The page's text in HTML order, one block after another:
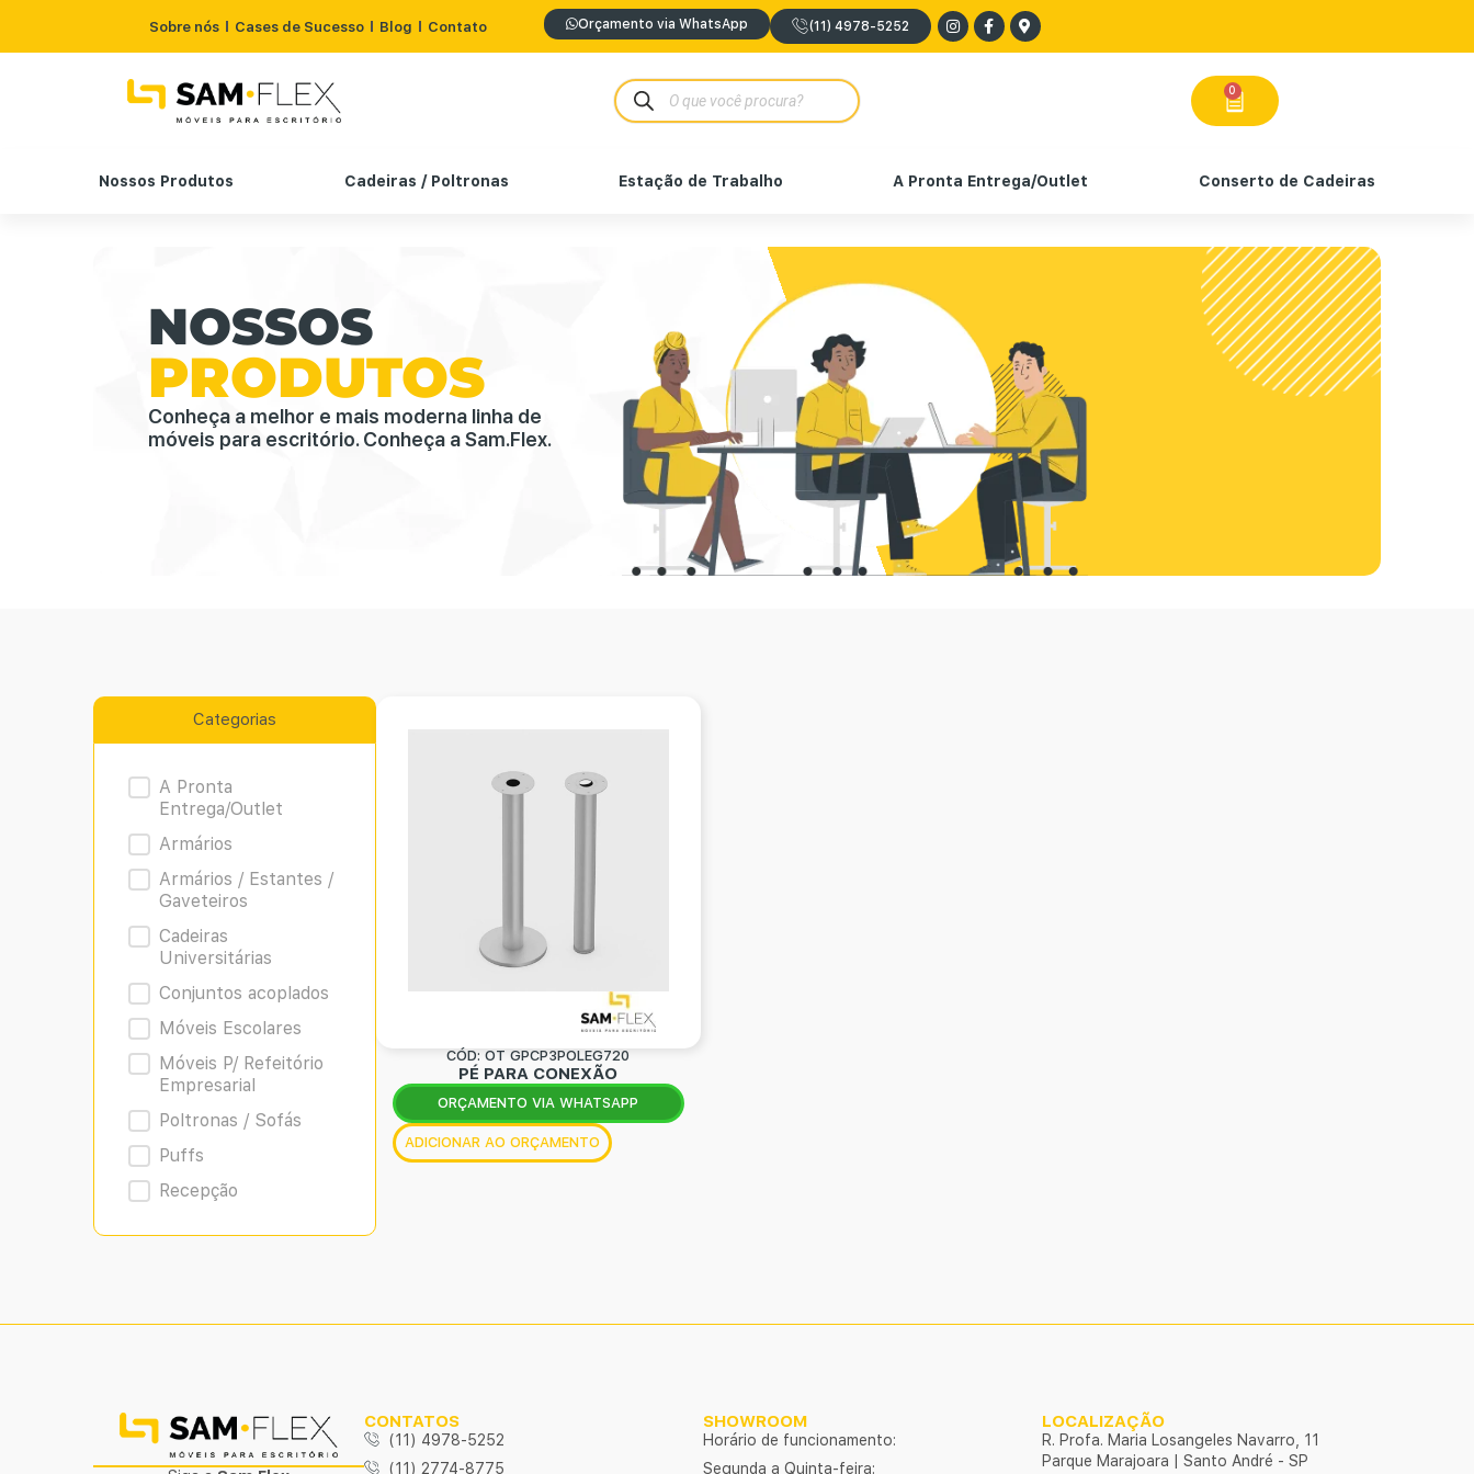
Sobre nós Cases de Sucesso Blog Contato Orçamento via WhatsApp (11) 4978-5252
0
Nossos Produtos Cadeiras / Poltronas Estação de Trabalho A Pronta Entrega/Outlet Conserto de Cadeiras
NOSSOS
PRODUTOS
Conheça a melhor e mais moderna linha de
móveis para escritório. Conheça a Sam.Flex.
Categorias
Product Archive
A Pronta
Entrega/Outlet
Armários
Armários / Estantes /
Gaveteiros
Cadeiras
Universitárias
Conjuntos acoplados
Móveis Escolares
Móveis P/ Refeitório
Empresarial
Poltronas / Sofás
Puffs
Recepção
CÓD: OT GPCP3POLEG720
PÉ PARA CONEXÃO
ORÇAMENTO VIA WHATSAPP
ADICIONAR AO ORÇAMENTO
CONTATOS
(11) 4978-5252
(11) 2774-8775
SHOWROOM
Horário de funcionamento:
Segunda a Quinta-feira:
LOCALIZAÇÃO
R. Profa. Maria Losangeles Navarro, 11
Parque Marajoara | Santo André - SP